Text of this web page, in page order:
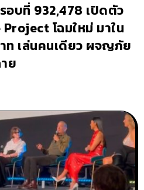
อบที่ 932,478 เปิดตัว
โฉมใหม่ มาใน
ท เล่นคนเดียว ผจญภัย
ย